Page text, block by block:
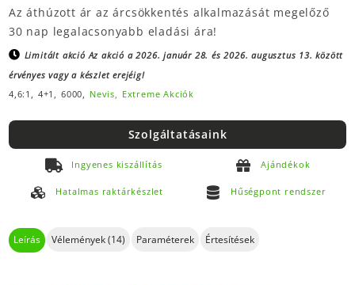
Az áthúzott ár az árcsökkentés alkalmazását megelőző
30 nap legalacsonyabb eladási ára!
Limitált akcióAz akció a 2026. január 28. és 2026. augusztus 13. között
érvényes vagy a készlet erejéig!
4,6:1, 4+1, 6000, Nevis, Extreme Akciók
Szolgáltatásaink
Ingyenes kiszállítás Ajándékok
Hatalmas raktárkészlet Hűségpont rendszer
Leírás Vélemények (14) Paraméterek Értesítések